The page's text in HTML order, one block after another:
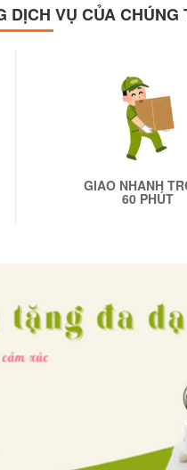
tiệc sinh nhật. Vị ngọt
đánh dấu một tuổi
nhận.
DỊCH VỤ CỦA CHÚNG
GIAO NHANH
60 PHÚT